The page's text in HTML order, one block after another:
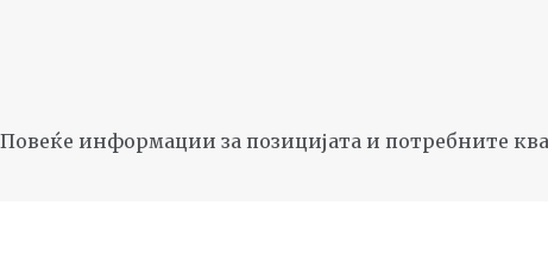
Повеќе информации за позицијата и потребните